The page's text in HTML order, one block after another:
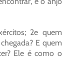
2e quem
E quem
Ele é como o